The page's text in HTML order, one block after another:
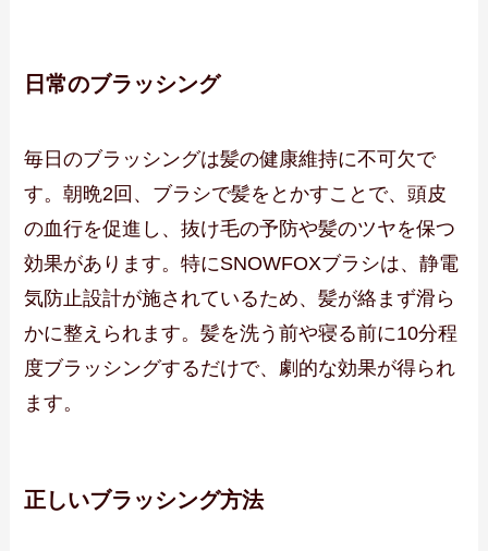
日常のブラッシング
毎日のブラッシングは髪の健康維持に不可欠で
す。朝晩2回、ブラシで髪をとかすことで、頭皮
の血行を促進し、抜け毛の予防や髪のツヤを保つ
効果があります。特にSNOWFOXブラシは、静電
気防止設計が施されているため、髪が絡まず滑ら
かに整えられます。髪を洗う前や寝る前に10分程
度ブラッシングするだけで、劇的な効果が得られ
ます。
正しいブラッシング方法